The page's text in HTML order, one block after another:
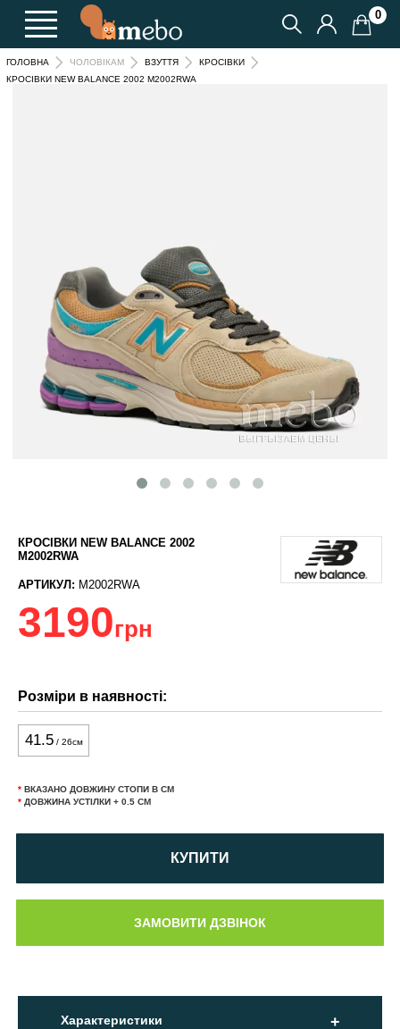
0
ГОЛОВНА ЧОЛОВІКАМ ВЗУТТЯ
КРОСІВКИ
КРОСІВКИ NEW BALANCE 2002 M2002RWA
КРОСІВКИ NEW BALANCE 2002
M2002RWA
АРТИКУЛ: M2002RWA
3190грн
Розміри в наявності:
41.5/ 26см
* ВКАЗАНО ДОВЖИНУ СТОПИ В СМ
* ДОВЖИНА УСТІЛКИ + 0.5 СМ
КУПИТИ
Характеристики